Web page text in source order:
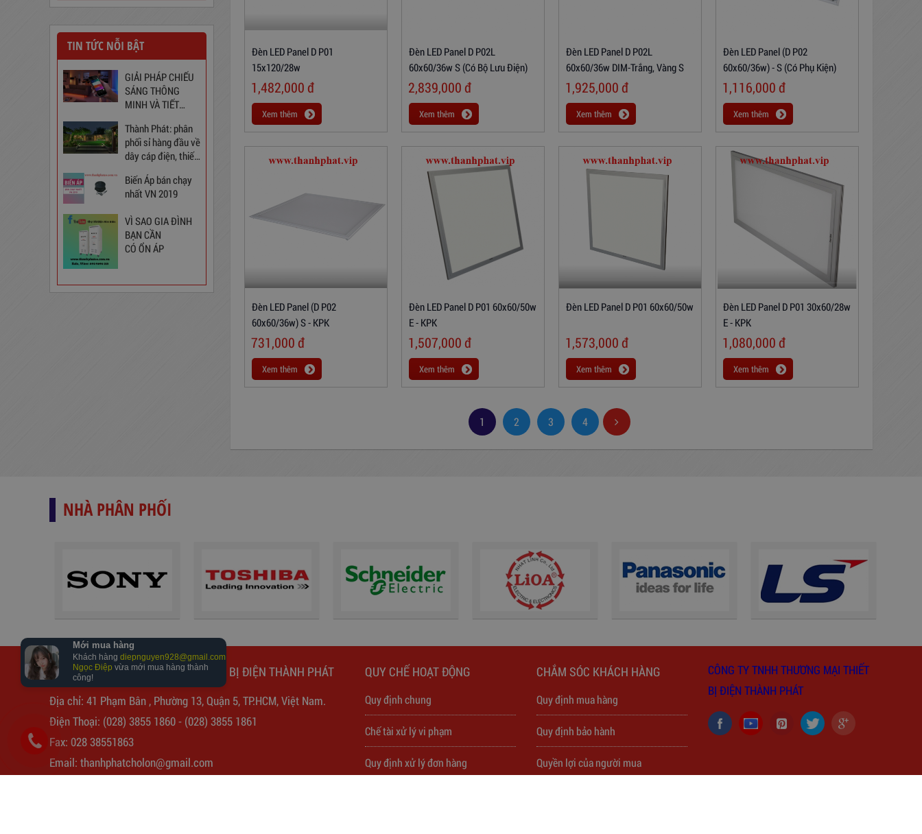
Đèn LED Panel D P01
15x120/28w
1,482,000 đ
Xem thêm
Đèn LED Panel D P02L
60x60/36w S (có Bộ Lưu Điện)
2,839,000 đ
Xem thêm
Đèn LED Panel D P02L
60x60/36w DIM-Trắng, Vàng S
1,925,000 đ
Xem thêm
Đèn LED Panel (D P02
60x60/36w) - S (có Phụ Kiện)
1,116,000 đ
Xem thêm
Đèn LED Panel (D P02
60x60/36w) S - KPK
731,000 đ
Xem thêm
Đèn LED Panel D P01 60x60/50w
E - KPK
1,507,000 đ
Xem thêm
Đèn LED Panel D P01 60x60/50w
1,573,000 đ
Xem thêm
Đèn LED Panel D P01 30x60/28w
E - KPK
1,080,000 đ
Xem thêm
1 2 3 4
Ổ Cắm Phổ Thông 6S5
130,000đ
277,000đ
TIN TỨC NỖI BẬT
GIẢI PHÁP CHIẾU
SÁNG THÔNG
MINH VÀ TIẾT
NHÀ BẠN
Thành Phát: phân
phối sỉ hàng đầu về
dây cáp điện, thiết
sáng tại Việt Nam
Biến Áp bán chạy
nhất VN 2019
VÌ SAO GIA ĐÌNH
BẠN CẦN
CÓ ỔN ÁP
NHÀ PHÂN PHỐI
CÔNG TY TNHH THƯƠNG MẠI THIẾT BỊ ĐIỆN THÀNH PHÁT
Địa chỉ: 41 Phạm Bân , Phường 13, Quận 5, TP.HCM, Việt Nam.
Điện Thoại: (028) 3855 1860- (028) 3855 1861
Fax: 028 38551863
Email: thanhphatcholon@gmail.com
QUY CHẾ HOẠT ĐỘNG
Quy định chung
Chế tài xử lý vi phạm
Quy định xử lý đơn hàng
CHẮM SÓC KHÁCH HÀNG
Quy định mua hàng
Quy định bảo hành
Quyền lợi của người mua
CÔNG TY TNHH THƯƠNG MẠI THIẾT
BỊ ĐIỆN THÀNH PHÁT